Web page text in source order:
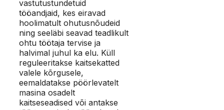
vastutustundetuid
tööandjaid, kes eiravad
hoolimatult ohutusnõudeid
ning seeläbi seavad teadlikult
ohtu töötaja tervise ja
halvimal juhul ka elu. Küll
reguleeritakse kaitsekatted
valele kõrgusele,
eemaldatakse pöörlevatelt
masina osadelt
kaitseseadised või antakse